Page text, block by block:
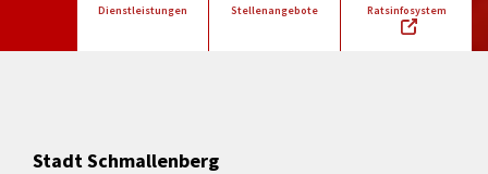
Dienstleistungen Stellenangebote Ratsinfosystem
Stadt Schmallenberg